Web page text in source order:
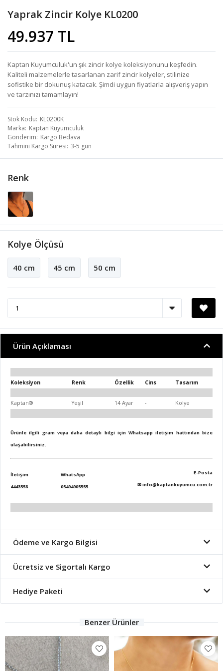
Yaprak Zincir Kolye KL0200
49.937 TL
Kaptan Kuyumculuk'un şık zincir kolye koleksiyonunu keşfedin.
Kaliteli malzemelerle tasarlanan zarif zincir kolyeler, stilinize
sofistike bir dokunuş katacak. Şimdi uygun fiyatlarla alışveriş yapın
ve tarzınızı tamamlayın!
Stok Kodu KL0200K
Marka Kaptan Kuyumculuk
Gönderim Kargo Bedava
Tahmini Kargo Süresi 3-5 gün
Renk
Kolye Ölçüsü
40 cm 45 cm 50 cm
Ürün Açıklaması
Koleksiyon Renk Özellik Cins Tasarım
Kaptan® Yeşil 14 Ayar - Kolye
Ürünle ilgili gram veya daha detaylı bilgi için Whatsapp iletişim hattından bize
ulaşabilirsiniz.
İletişim
4443558
WhatsApp
05494905555
E-Posta
✉info@kaptankuyumcu.com.tr
Ödeme ve Kargo Bilgisi
Ücretsiz ve Sigortalı Kargo
Hediye Paketi
Benzer Ürünler